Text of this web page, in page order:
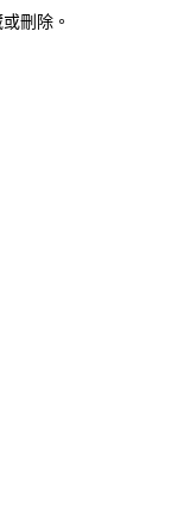
刪除。